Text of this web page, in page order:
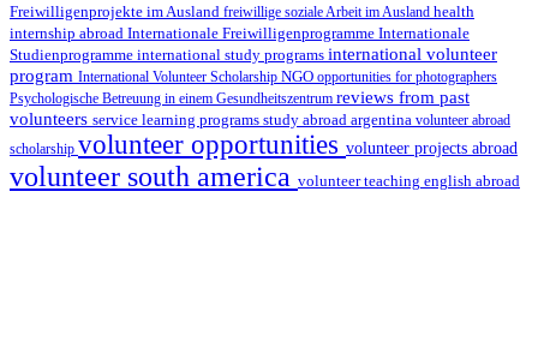
Freiwilligenprojekte im Ausland freiwillige soziale Arbeit im Ausland health
internship abroad Internationale Freiwilligenprogramme Internationale
Studienprogramme international study programs international volunteer
program International Volunteer Scholarship NGO opportunities for photographers
Psychologische Betreuung in einem Gesundheitszentrum reviews from past
volunteers service learning programs study abroad argentina volunteer abroad
scholarship volunteer opportunities volunteer projects abroad
volunteer south america volunteer teaching english abroad